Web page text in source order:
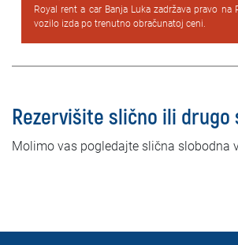
Royal rent a car Banja Luka zadržava pravo na
vozilo izda po trenutno obračunatoj ceni.
Rezervišite slično ili drugo
Molimo vas pogledajte slična slobodna